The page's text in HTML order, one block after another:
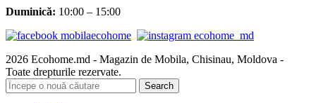
Duminică: 10:00 – 15:00
2026 Ecohome.md - Magazin de Mobila, Chisinau, Moldova -
Toate drepturile rezervate.
Search